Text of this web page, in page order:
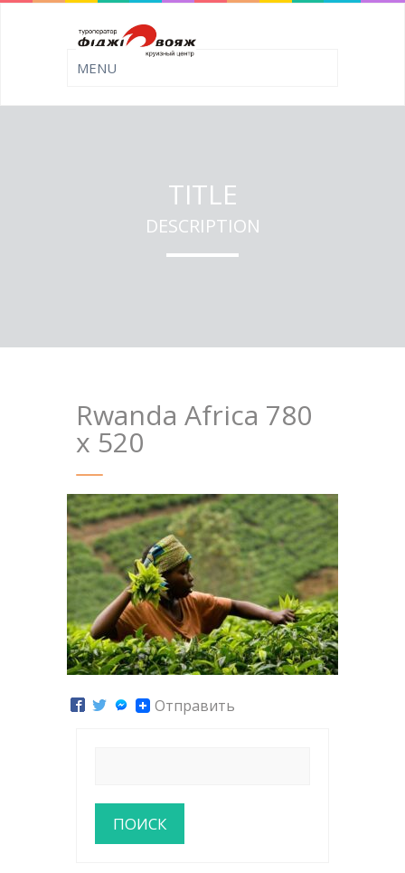
TITLE
DESCRIPTION
Rwanda Africa 780
x 520
Отправить